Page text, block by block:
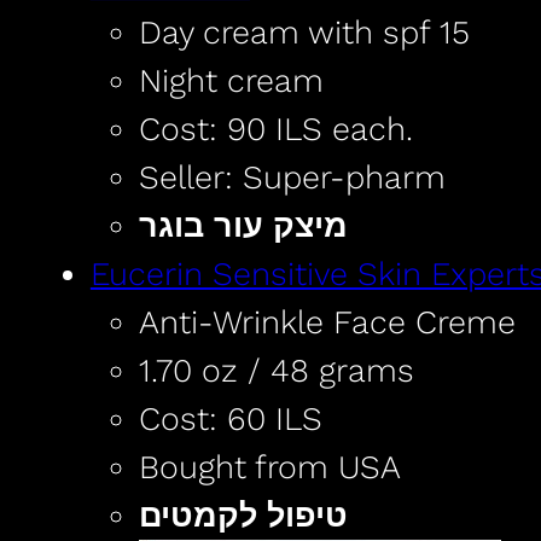
Day cream with spf 15
Night cream
Cost: 90 ILS each.
Seller: Super-pharm
מיצק עור בוגר
Eucerin Sensitive Skin
Anti-Wrinkle Face Creme
1.70 oz / 48 grams
Cost: 60 ILS
Bought from USA
טיפול לקמטים